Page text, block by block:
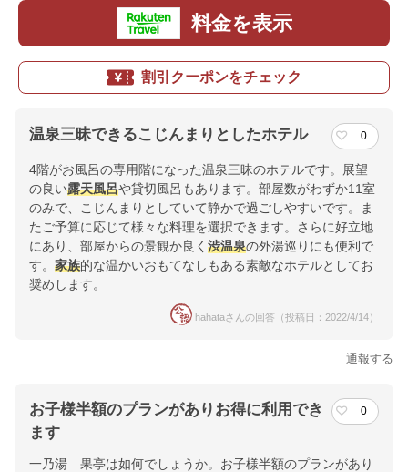
料金を表示
割引クーポンをチェック
温泉三昧できるこじんまりとしたホテル 0
4階がお風呂の専用階になった温泉三昧のホテルです。展望
の良い露天風呂や貸切風呂もあります。部屋数がわずか11室
のみで、こじんまりとしていて静かで過ごしやすいです。ま
たご予算に応じて様々な料理を選択できます。さらに好立地
にあり、部屋からの景観か良く 渋温泉の外湯巡りにも便利で
す。 家族的な温かいおもてなしもある素敵なホテルとしてお
奨めします。
hahataさんの回答（投稿日：2022/4/14）
通報する
お子様半額のプランがありお得に利用でき
ます
0
一乃湯 果亭は如何でしょうか。お子様半額のプランがあり